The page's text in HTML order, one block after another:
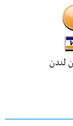
لندن